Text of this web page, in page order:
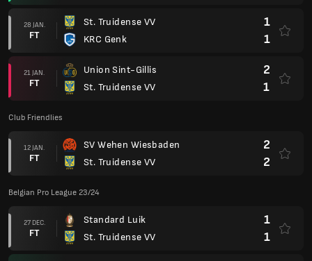
28 JAN.
FT
St. Truidense VV
KRC Genk
1
1
21 JAN.
FT
Union Sint-Gillis
St. Truidense VV
2
1
Club Friendlies
12 JAN.
FT
SV Wehen Wiesbaden
St. Truidense VV
2
2
Belgian Pro League 23/24
27 DEC.
FT
Standard Luik
St. Truidense VV
1
1